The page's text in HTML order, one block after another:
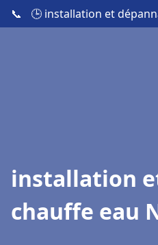
📞 🕒 installation et
installation
chauffe eau